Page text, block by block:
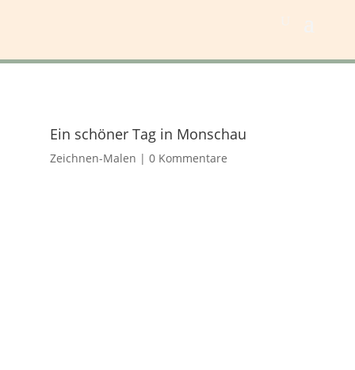
Ein schöner Tag in Monschau
Zeichnen-Malen | 0 Kommentare